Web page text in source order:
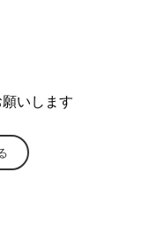
いします